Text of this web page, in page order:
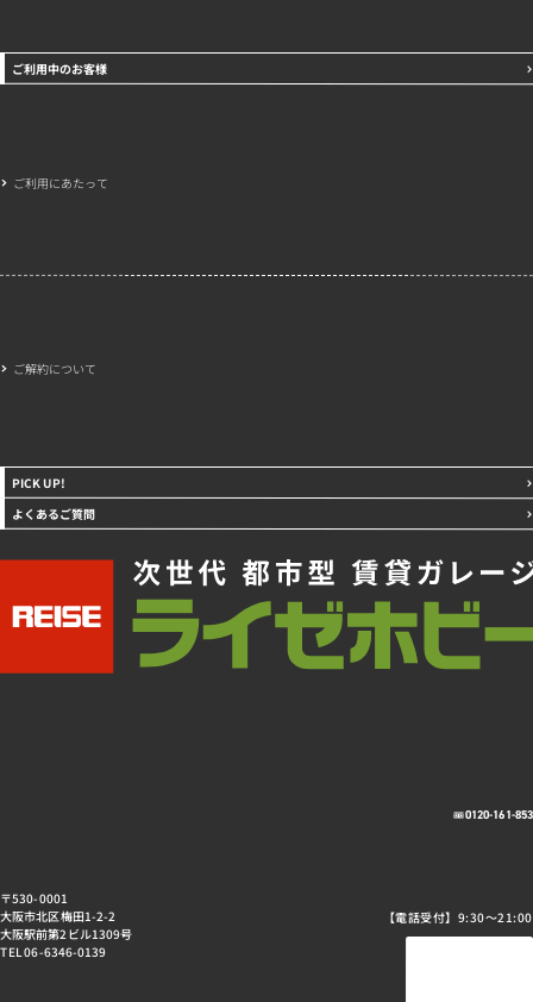
〒530-0001
大阪市北区梅田1-2-2
大阪駅前第2ビル1309号
TEL 06-6346-0139
0120-161-853
【電話受付】9:30～21:00
ご利用中のお客様
ご利用にあたって
ご解約について
PICK UP!
よくあるご質問